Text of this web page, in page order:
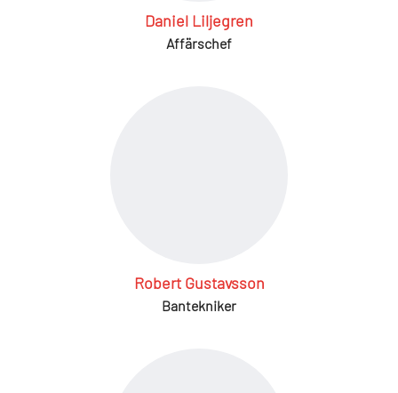
Daniel Liljegren
Affärschef
Robert Gustavsson
Bantekniker